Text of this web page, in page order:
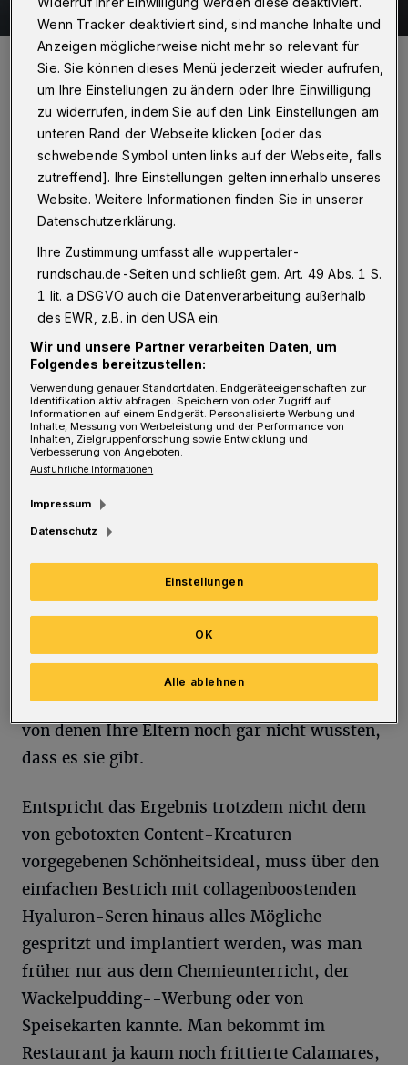
Roderich Trapp.
Foto: Wuppertaler Rundschau/Max Höllwarth
Von Roderich Trapp
D
as waren noch Zeiten – denn um diese
Ergebnisse zu erzielen, brauchen
moderne Frauen heutzutage 43 Beauty-
Produkte aus der Weltraumforschung, diverse
YouTube-Skincare-Tutorials und ungefähr so
viele Besuche in der Schönheitsklinik wie
früher Spezial Dragees im Merz-Döschen
waren. Ich weiß übrigens nicht, ob diese
Traditionsfirma dem Bundeskanzler gehört,
Apropos besser aussehen: Das ist heute fast
schon von Geburt an unabdingbar, wobei die
Fortschritte regelmäßig auf Instagram und
TikTok zu posten sind, um gesellschaftlich
akzeptiert zu bleiben. Teenager müssen daher
inzwischen Körperstellen und Zellen pflegen,
von denen Ihre Eltern noch gar nicht wussten,
dass es sie gibt.
Entspricht das Ergebnis trotzdem nicht dem
von gebotoxten Content-Kreaturen
vorgegebenen Schönheitsideal, muss über den
einfachen Bestrich mit collagenboostenden
Hyaluron-Seren hinaus alles Mögliche
gespritzt und implantiert werden, was man
früher nur aus dem Chemieunterricht, der
Wackelpudding--Werbung oder von
Speisekarten kannte. Man bekommt im
Restaurant ja kaum noch frittierte Calamares,
Wenn Tracker deaktiviert sind, sind manche Inhalte und
Anzeigen möglicherweise nicht mehr so relevant für
Sie. Sie können dieses Menü jederzeit wieder aufrufen,
um Ihre Einstellungen zu ändern oder Ihre Einwilligung
zu widerrufen, indem Sie auf den Link Einstellungen am
unteren Rand der Webseite klicken [oder das
schwebende Symbol unten links auf der Webseite, falls
zutreffend]. Ihre Einstellungen gelten innerhalb unseres
Website. Weitere Informationen finden Sie in unserer
Datenschutzerklärung.
Ihre Zustimmung umfasst alle wuppertaler-
rundschau.de-Seiten und schließt gem. Art. 49 Abs. 1 S.
1 lit. a DSGVO auch die Datenverarbeitung außerhalb
des EWR, z.B. in den USA ein.
Wir und unsere Partner verarbeiten Daten, um
Folgendes bereitzustellen:
Verwendung genauer Standortdaten. Endgeräteeigenschaften zur
Identifikation aktiv abfragen. Speichern von oder Zugriff auf
Informationen auf einem Endgerät. Personalisierte Werbung und
Inhalte, Messung von Werbeleistung und der Performance von
Inhalten, Zielgruppenforschung sowie Entwicklung und
Verbesserung von Angeboten.
Ausführliche Informationen
Impressum
Datenschutz
Einstellungen
Alle ablehnen
OK